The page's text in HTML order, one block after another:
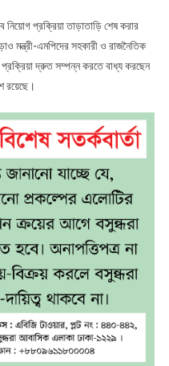
নিয়োগ প্রক্রিয়া তাড়াতাড়ি শেষ করার
মন্ত্রী-এমপিদের সহকারী ও রাজনৈতিক
প্রক্রিয়া দ্রুত সম্পন্ন করতে বাধ্য করছেন
রয়েছে।